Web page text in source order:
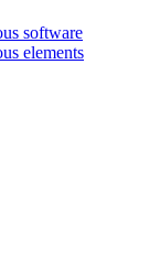
software
elements